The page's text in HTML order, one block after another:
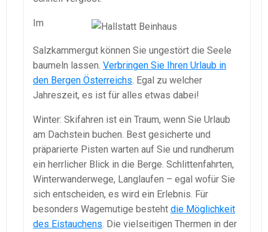
Im
Salzkammergut können Sie ungestört die Seele
baumeln lassen. Verbringen Sie Ihren Urlaub in
den Bergen Österreichs. Egal zu welcher
Jahreszeit, es ist für alles etwas dabei!
Winter: Skifahren ist ein Traum, wenn Sie Urlaub
am Dachstein buchen. Best gesicherte und
präparierte Pisten warten auf Sie und rundherum
ein herrlicher Blick in die Berge. Schlittenfahrten,
Winterwanderwege, Langlaufen – egal wofür Sie
sich entscheiden, es wird ein Erlebnis. Für
besonders Wagemutige besteht die Möglichkeit
des Eistauchens. Die vielseitigen Thermen in der